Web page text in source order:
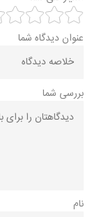
عنوان دیدگاه شما
بررسی شما
نام